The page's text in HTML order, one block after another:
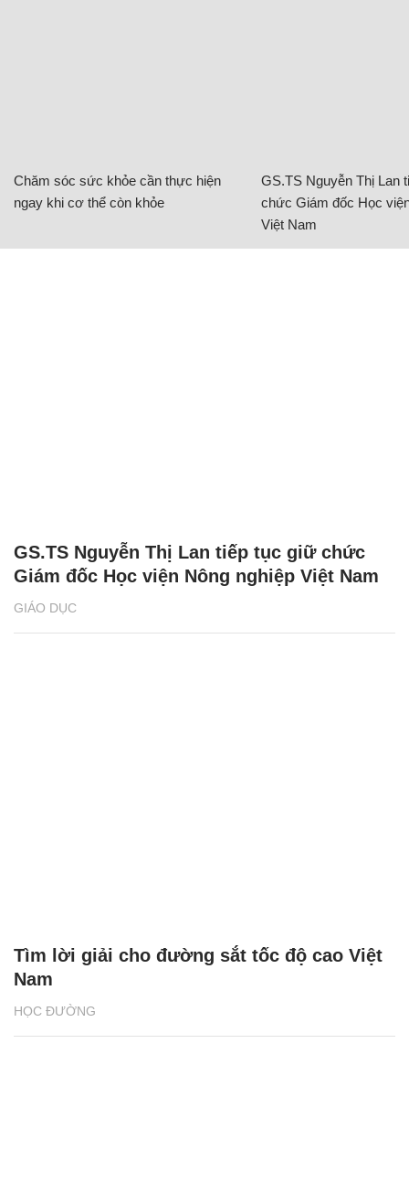
Chăm sóc sức khỏe cần thực hiện
ngay khi cơ thể còn khỏe
GS.TS Nguyễn Thị Lan
chức Giám đốc Học
Việt Nam
GIÁO DỤC
GS.TS Nguyễn Thị Lan tiếp tục giữ chức
Giám đốc Học viện Nông nghiệp Việt Nam
HỌC ĐƯỜNG
Tìm lời giải cho đường sắt tốc độ cao Việt
Nam